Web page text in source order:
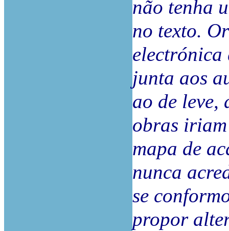
não tenha
no texto.
electrónica
junta aos
ao de leve,
obras
mapa de
nunca
se
propor